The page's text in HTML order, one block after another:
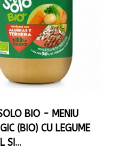
BIO - MENIU
(BIO) CU LEGUME
SI...